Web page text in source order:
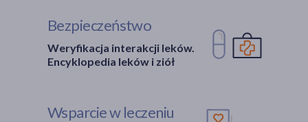
Bezpieczeństwo
Weryfikacja interakcji leków.
Encyklopedia leków i ziół
Wsparcie w leczeniu